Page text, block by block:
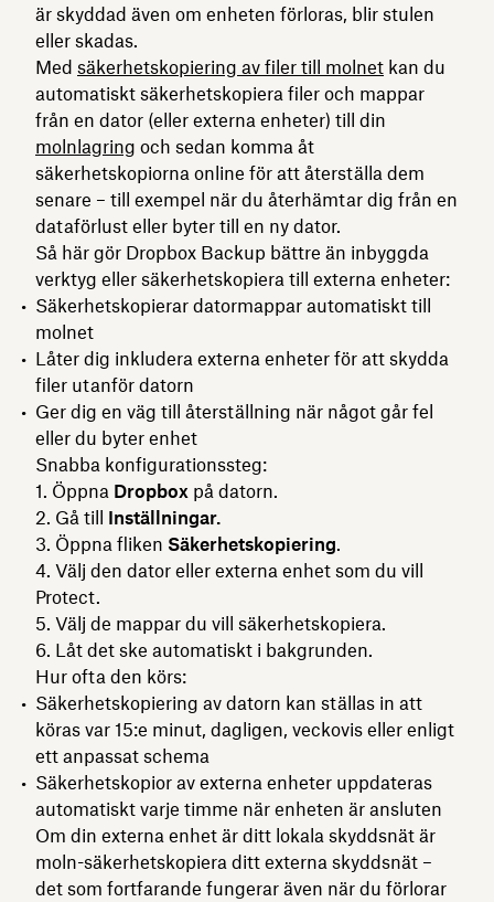
är skyddad även om enheten förloras, blir stulen
eller skadas.
Med säkerhetskopiering av filer till molnet kan du
automatiskt säkerhetskopiera filer och mappar
från en dator (eller externa enheter) till din
molnlagring och sedan komma åt
säkerhetskopiorna online för att återställa dem
senare – till exempel när du återhämtar dig från en
dataförlust eller byter till en ny dator.
Så här gör Dropbox Backup bättre än inbyggda
verktyg eller säkerhetskopiera till externa enheter:
Säkerhetskopierar datormappar automatiskt till
molnet
Låter dig inkludera externa enheter för att skydda
filer utanför datorn
Ger dig en väg till återställning när något går fel
eller du byter enhet
Snabba konfigurationssteg:
Öppna Dropbox på datorn.
Gå till Inställningar.
Öppna fliken Säkerhetskopiering.
Välj den dator eller externa enhet som du vill
Protect.
Välj de mappar du vill säkerhetskopiera.
Låt det ske automatiskt i bakgrunden.
Hur ofta den körs:
Säkerhetskopiering av datorn kan ställas in att
köras var 15:e minut, dagligen, veckovis eller enligt
ett anpassat schema
Säkerhetskopior av externa enheter uppdateras
automatiskt varje timme när enheten är ansluten
Om din externa enhet är ditt lokala skyddsnät är
moln-säkerhetskopiera ditt externa skyddsnät –
det som fortfarande fungerar även när du förlorar